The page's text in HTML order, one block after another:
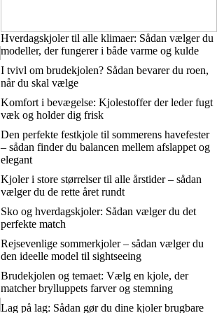
Hverdagskjoler til alle klimaer: Sådan vælger du
modeller, der fungerer i både varme og kulde
I tvivl om brudekjolen? Sådan bevarer du roen,
når du skal vælge
Komfort i bevægelse: Kjolestoffer der leder fugt
væk og holder dig frisk
Den perfekte festkjole til sommerens havefester
– sådan finder du balancen mellem afslappet og
elegant
Kjoler i store størrelser til alle årstider – sådan
vælger du de rette året rundt
Sko og hverdagskjoler: Sådan vælger du det
perfekte match
Rejsevenlige sommerkjoler – sådan vælger du
den ideelle model til sightseeing
Brudekjolen og temaet: Vælg en kjole, der
matcher brylluppets farver og stemning
Lag på lag: Sådan gør du dine kjoler brugbare